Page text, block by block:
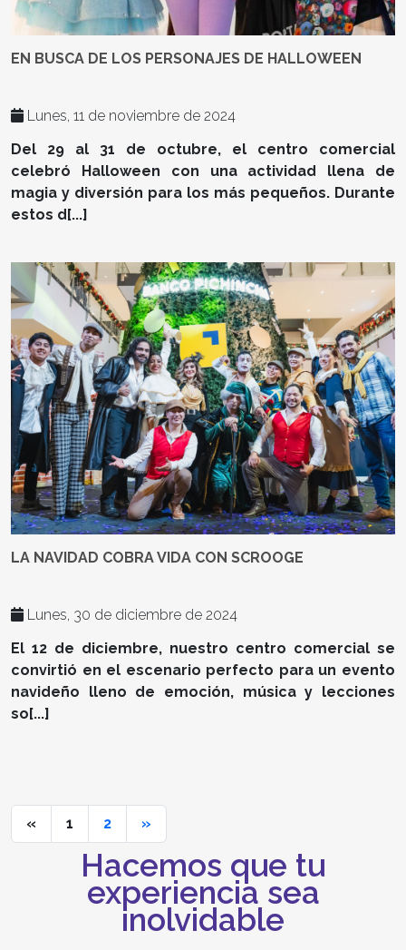
EN BUSCA DE LOS PERSONAJES DE HALLOWEEN
Lunes, 11 de noviembre de 2024
Del 29 al 31 de octubre, el centro comercial
celebró Halloween con una actividad llena de
magia y diversión para los más pequeños. Durante
estos d[...]
LA NAVIDAD COBRA VIDA CON SCROOGE
Lunes, 30 de diciembre de 2024
El 12 de diciembre, nuestro centro comercial se
convirtió en el escenario perfecto para un evento
navideño lleno de emoción, música y lecciones
so[...]
« 1 2 »
Hacemos que tu
experiencia sea
inolvidable